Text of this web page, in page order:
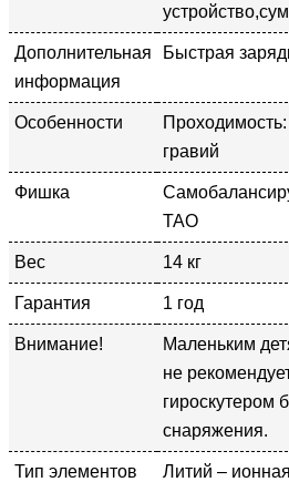
Дополнительная
информация
Быстрая
Особенности
Проходимость:
гравий
Фишка
TAO
Вес 14 кг
Гарантия 1 год
Внимание!
Маленьким
не
гироскутером
снаряжения.
Тип элементов
Литий –